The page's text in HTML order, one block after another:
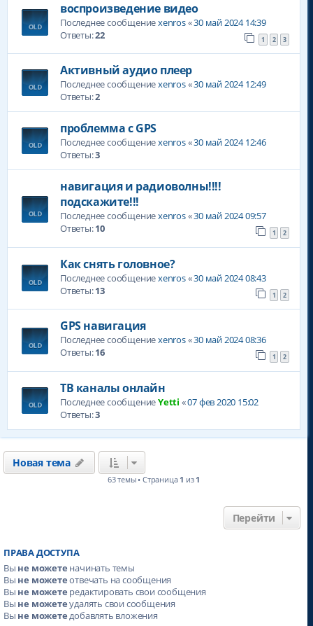
воспроизведение видео
Последнее сообщениеxenros«30 май 2024 14:39
Ответы:22 1 2 3
Активный аудио плеер
Последнее сообщениеxenros«30 май 2024 12:49
Ответы:2
проблемма с GPS
Последнее сообщениеxenros«30 май 2024 12:46
Ответы:3
навигация и радиоволны!!!!
подскажите!!!
Последнее сообщениеxenros«30 май 2024 09:57
Ответы:10 1 2
Как снять головное?
Последнее сообщениеxenros«30 май 2024 08:43
Ответы:13 1 2
GPS навигация
Последнее сообщениеxenros«30 май 2024 08:36
Ответы:16 1 2
ТВ каналы онлайн
Последнее сообщениеYetti «07 фев 2020 15:02
Ответы:3
Новая тема
63 темы • Страница 1 из 1
Перейти
ПРАВА ДОСТУПА
Вы не можете начинать темы
Вы не можетеотвечать на сообщения
Вы не можете редактировать свои сообщения
Вы не можетеудалять свои сообщения
Вы не можетедобавлять вложения